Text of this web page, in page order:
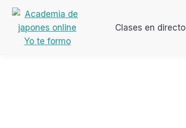
navegación
principal
contenido
principal
Academia
Aprende japonés desde casa
Clases en directo